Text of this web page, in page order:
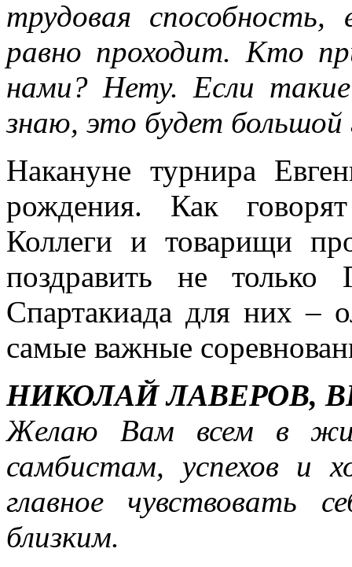
трудовая способность,
равно проходит. Кто
нами? Нету. Если
знаю, это будет большой
Накануне турнира
рождения. Как
Коллеги и товарищи
поздравить не только
Спартакиада для них –
самые важные
НИКОЛАЙ ЛАВЕРОВ,
Желаю Вам всем в
самбистам, успехов и
главное чувствовать
близким.